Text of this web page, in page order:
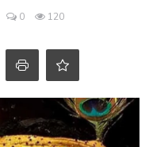
0 120